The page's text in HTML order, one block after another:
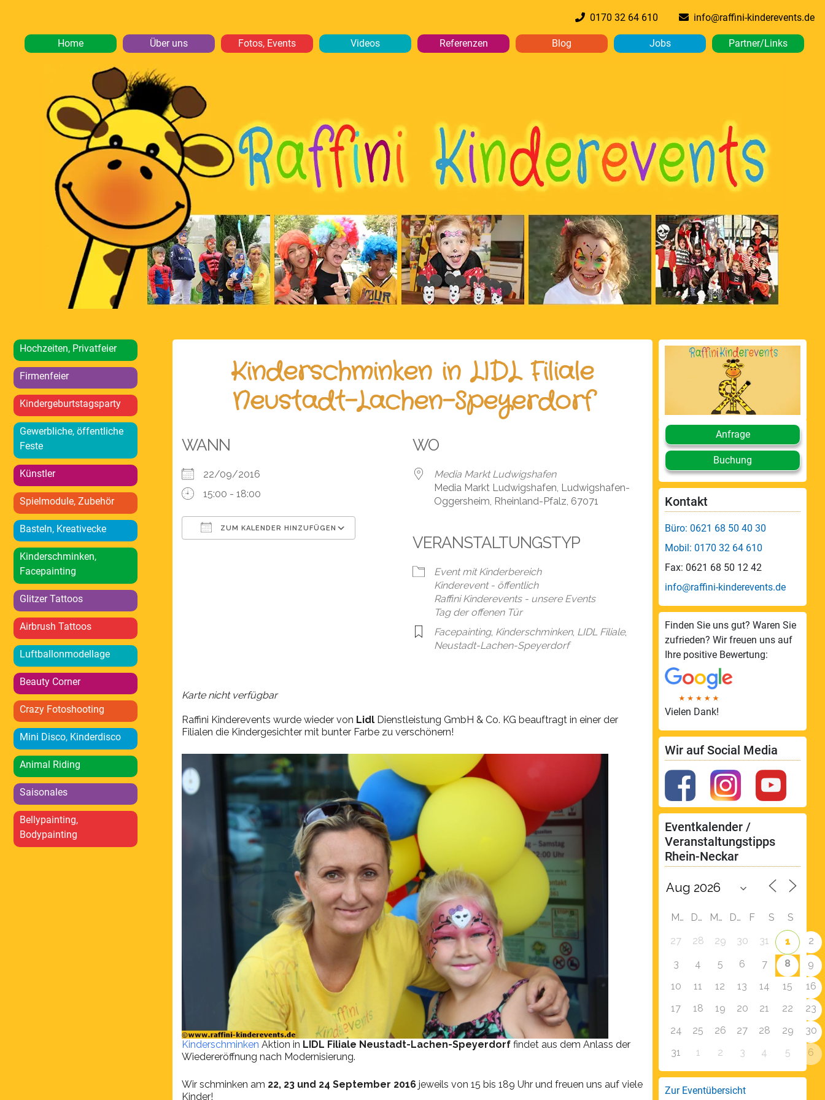
0170 32 64 610 info@raffini-kinderevents.de
Home Über uns Fotos, Events Videos Referenzen Blog Jobs Partner/Links
Hochzeiten, Privatfeier
Firmenfeier
Kindergeburtstagsparty
Gewerbliche, öffentliche
Feste
Künstler
Spielmodule, Zubehör
Basteln, Kreativecke
Kinderschminken,
Facepainting
Glitzer Tattoos
Airbrush Tattoos
Luftballonmodellage
Beauty Corner
Crazy Fotoshooting
Mini Disco, Kinderdisco
Animal Riding
Saisonales
Bellypainting,
Bodypainting
Kinderschminken in LIDL Filiale
Neustadt-Lachen-Speyerdorf
WANN
22/09/2016
15:00 - 18:00
ZUM KALENDER HINZUFÜGEN
Google Kalender iCalendar Office 365
WO
Media Markt Ludwigshafen
Media Markt Ludwigshafen, Ludwigshafen-
Oggersheim, Rheinland-Pfalz, 67071
VERANSTALTUNGSTYP
Event mit Kinderbereich
Kinderevent - öffentlich
Raffini Kinderevents - unsere Events
Tag der offenen Tür
Facepainting, Kinderschminken, LIDL Filiale,
Neustadt-Lachen-Speyerdorf
Karte nicht verfügbar
Raffini Kinderevents wurde wieder von LidlDienstleistung GmbH & Co. KG beauftragt in einer der
Filialen die Kindergesichter mit bunter Farbe zu verschönern!
Kinderschminken Aktion in LIDL Filiale Neustadt-Lachen-Speyerdorffindet aus dem Anlass der
Wiedereröffnung nach Modernisierung.
Wir schminken am 22, 23 und 24 September 2016jeweils von 15 bis 189 Uhr und freuen uns auf viele
Kinder!
Anfrage
Buchung
Kontakt
Büro: 0621 68 50 40 30
Mobil: 0170 32 64 610
Fax: 0621 68 50 12 42
info@raffini-kinderevents.de
Finden Sie uns gut? Waren Sie
zufrieden? Wir freuen uns auf
Ihre positive Bewertung:
Vielen Dank!
Wir auf Social Media
Eventkalender /
Veranstaltungstipps
Rhein-Neckar
M D M D F S
S
27
28 29 30 31 1
2
3
4 5 6 7 8
9
10
11 12 13 14 15
16
17
18 19 20 21 22
23
24
25 26 27 28 29
30
31
1 2 3 4 5 6
Zur Eventübersicht